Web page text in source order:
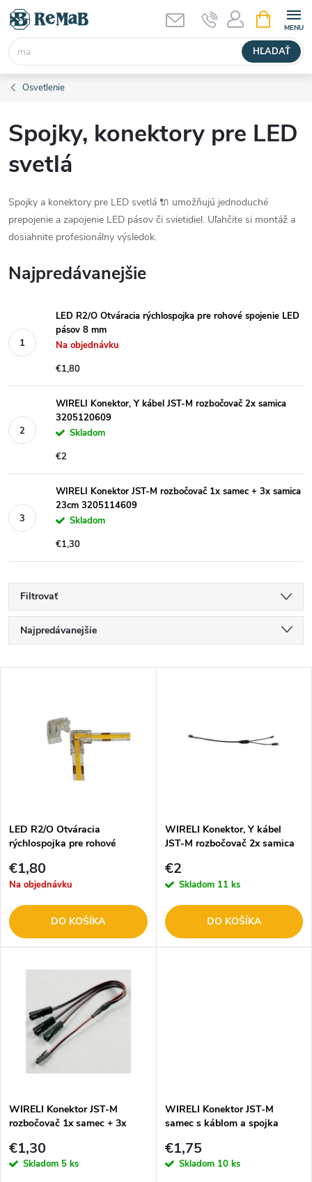
Prejsť
obsah
HĽADAŤ
KOŠÍK
Osvetlenie
Spojky, konektory pre LED
svetlá
Spojky a konektory pre LED svetlá 🔌 umožňujú jednoduché
prepojenie a zapojenie LED pásov či svietidiel. Uľahčite si montáž a
dosiahnite profesionálny výsledok.
Najpredávanejšie
LED R2/O Otváracia rýchlospojka pre rohové spojenie LED
pásov 8 mm
Na objednávku
€1,80
WIRELI Konektor, Y kábel JST-M rozbočovač 2x samica
3205120609
Skladom
€2
WIRELI Konektor JST-M rozbočovač 1x samec + 3x samica
23cm 3205114609
Skladom
€1,30
Filtrovať
R
a
e
p
r
o
o
v
Najpredávanejšie
Abecedne
s
p
r
o
o
v
LED R2/O Otváracia
rýchlospojka pre rohové
€1,80
Na objednávku
DO KOŠÍKA
WIRELI Konektor, Y kábel
JST-M rozbočovač 2x samica
€2
Skladom 11 ks
DO KOŠÍKA
WIRELI Konektor JST-M
rozbočovač 1x samec + 3x
€1,30
Skladom 5 ks
WIRELI Konektor JST-M
samec s káblom a spojka
€1,75
Skladom 10 ks